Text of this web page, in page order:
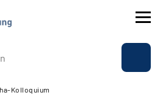
Kolloquium